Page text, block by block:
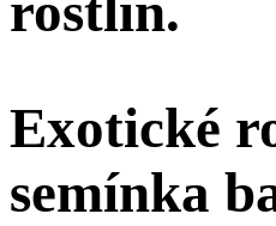
rostlin.
Exotické
semínka